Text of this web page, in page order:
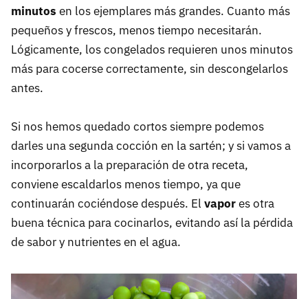
minutos en los ejemplares más grandes. Cuanto más
pequeños y frescos, menos tiempo necesitarán.
Lógicamente, los congelados requieren unos minutos
más para cocerse correctamente, sin descongelarlos
antes.
Si nos hemos quedado cortos siempre podemos
darles una segunda cocción en la sartén; y si vamos a
incorporarlos a la preparación de otra receta,
conviene escaldarlos menos tiempo, ya que
continuarán cociéndose después. El vapores otra
buena técnica para cocinarlos, evitando así la pérdida
de sabor y nutrientes en el agua.